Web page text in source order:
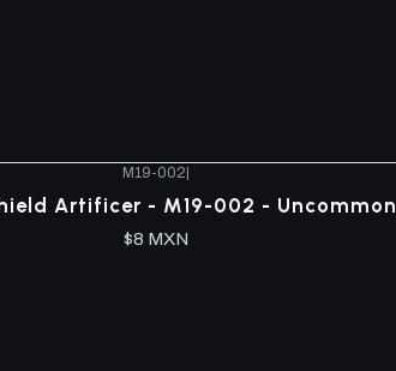
M19-002
Artificer - M19-002 - Uncommon
$8 MXN